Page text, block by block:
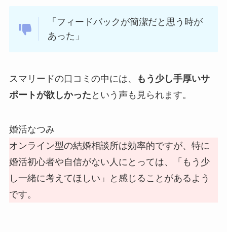
「フィードバックが簡潔だと思う時が
あった」
スマリードの口コミの中には、
もう少し手厚いサ
ポートが欲しかった という声も見られます。
婚活なつみ
オンライン型の結婚相談所は効率的ですが、特に
婚活初心者や自信がない人にとっては、「もう少
し一緒に考えてほしい」と感じることがあるよう
です。